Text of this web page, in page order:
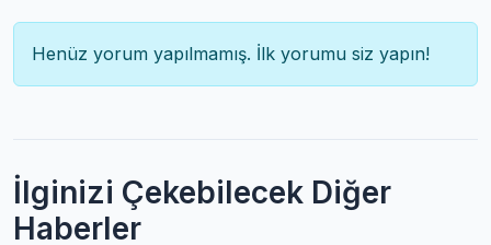
Henüz yorum yapılmamış. İlk yorumu siz yapın!
İlginizi Çekebilecek Diğer
Haberler